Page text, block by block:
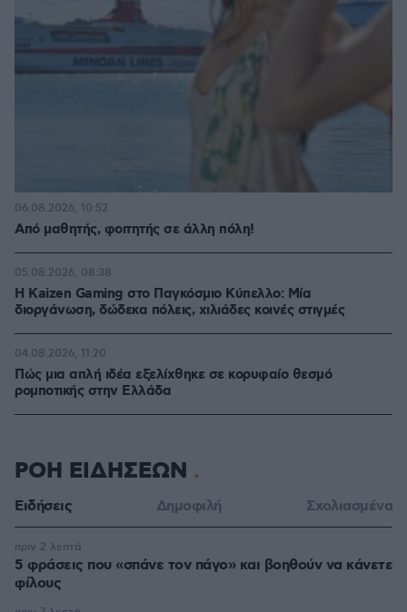
Από μαθητής, φοιτητής σε άλλη πόλη!
06.08.2026, 10:52
H Kaizen Gaming στο Παγκόσμιο Kύπελλο: Μία
διοργάνωση, δώδεκα πόλεις, χιλιάδες κοινές στιγμές
05.08.2026, 08:38
Πώς μια απλή ιδέα εξελίχθηκε σε κορυφαίο θεσμό
ρομποτικής στην Ελλάδα
04.08.2026, 11:20
ΡΟΗ ΕΙΔΗΣΕΩΝ
Ειδήσεις Δημοφιλή Σχολιασμένα
5 φράσεις που «σπάνε τον πάγο» και βοηθούν να κάνετε
φίλους
πριν 2 λεπτά